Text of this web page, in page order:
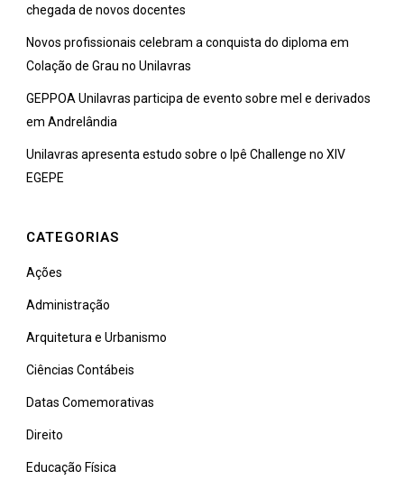
chegada de novos docentes
Novos profissionais celebram a conquista do diploma em
Colação de Grau no Unilavras
GEPPOA Unilavras participa de evento sobre mel e derivados
em Andrelândia
Unilavras apresenta estudo sobre o Ipê Challenge no XIV
EGEPE
CATEGORIAS
Ações
Administração
Arquitetura e Urbanismo
Ciências Contábeis
Datas Comemorativas
Direito
Educação Física